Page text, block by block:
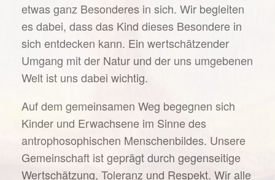
etwas ganz Besonderes in sich. Wir begleiten
es dabei, dass das Kind dieses Besondere in
sich entdecken kann. Ein wertschätzender
Umgang mit der Natur und der uns umgebenen
Welt ist uns dabei wichtig.
Auf dem gemeinsamen Weg begegnen sich
Kinder und Erwachsene im Sinne des
antrophosophischen Menschenbildes. Unsere
Gemeinschaft ist geprägt durch gegenseitige
Wertschätzung, Toleranz und Respekt. Wir alle